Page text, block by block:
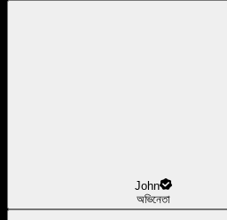
John
অভিনেতা